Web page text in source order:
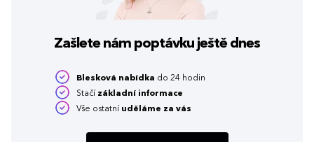
Zašlete nám poptávku ještě dnes
Blesková nabídka do 24 hodin
Stačí základní informace
Vše ostatní uděláme za vás